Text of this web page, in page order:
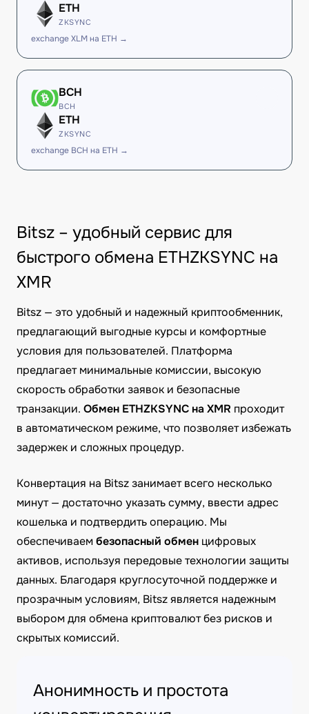
ETH
ZKSYNC
exchange XLM на ETH →
BCH
BCH
ETH
ZKSYNC
exchange BCH на ETH →
Bitsz – удобный сервис для
быстрого обмена ETHZKSYNC на
XMR
Bitsz — это удобный и надежный криптообменник,
предлагающий выгодные курсы и комфортные
условия для пользователей. Платформа
предлагает минимальные комиссии, высокую
скорость обработки заявок и безопасные
транзакции. Обмен ETHZKSYNC на XMR проходит
в автоматическом режиме, что позволяет избежать
задержек и сложных процедур.
Конвертация на Bitsz занимает всего несколько
минут — достаточно указать сумму, ввести адрес
кошелька и подтвердить операцию. Мы
обеспечиваембезопасный обмен цифровых
активов, используя передовые технологии защиты
данных. Благодаря круглосуточной поддержке и
прозрачным условиям, Bitsz является надежным
выбором для обмена криптовалют без рисков и
скрытых комиссий.
Анонимность и простота